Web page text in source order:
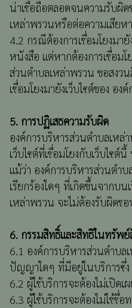
น่าเชื่อถือตลอดจนความรับผิด
เหล่าพรวนหรือต่อความเสียห
4.2 กรณีต้องการเชื่อมโยงมา
หนังสือ แต่หากต้องการเชื่อม
ส่วนตำบลเหล่าพรวน ขอสงว
เชื่อมโยงมายังเว็บไซต์ของ อ
5. การปฏิเสธความรับผิด
องค์การบริหารส่วนตำบลเหล่
เว็บไซต์ที่เชื่อมโยงกับเว็บไซ
แม้ว่า องค์การบริหารส่วนตำ
เรียกร้องใดๆ ที่เกิดขึ้นจากบ
เหล่าพรวน จะไม่ต้องรับผิดช
6. กรรมสิทธิ์และสิทธิในทรัพ
6.1 องค์การบริหารส่วนตำบ
ปัญญาใดๆ ที่มีอยู่ในบริการซึ่ง
6.2 ผู้ใช้บริการจะต้องไม่เปิ
6.3 ผู้ใช้บริการจะต้องไม่ใช้ชื่